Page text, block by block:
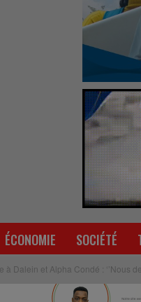
ÉCONOMIE SOCIÉTÉ
à Dalein et Alpha Condé : ‘’Nous